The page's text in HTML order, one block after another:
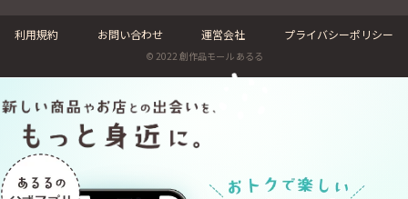
利用規約 お問い合わせ 運営会社 プライバシーポリシー
© 2022 創作品モール あるる